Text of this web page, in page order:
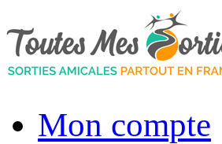
Mon compte